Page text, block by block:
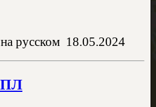
русском 18.05.2024